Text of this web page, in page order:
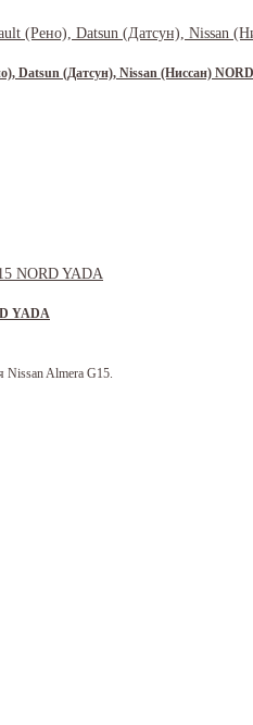
Datsun (Датсун), Nissan (Ниссан)
YADA
Nissan Almera G15.